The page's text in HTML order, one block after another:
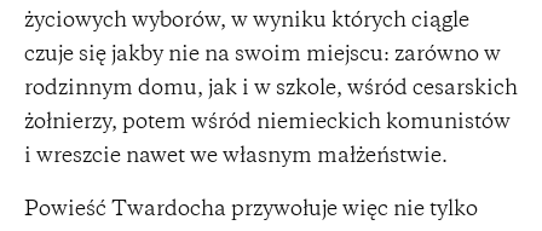
życiowych wyborów, w wyniku których ciągle
czuje się jakby nie na swoim miejscu: zarówno w
rodzinnym domu, jak i w szkole, wśród cesarskich
żołnierzy, potem wśród niemieckich komunistów
i wreszcie nawet we własnym małżeństwie.
Powieść Twardocha przywołuje więc nie tylko